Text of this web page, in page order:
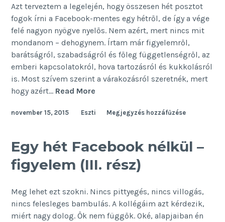
Azt terveztem a legelején, hogy összesen hét posztot
fogok írni a Facebook-mentes egy hétről, de így a vége
felé nagyon nyögve nyelős. Nem azért, mert nincs mit
mondanom – dehogynem. Írtam már figyelemről,
barátságról, szabadságról és főleg függetlenségről, az
emberi kapcsolatokról, hova tartozásról és kukkolásról
is. Most szívem szerint a várakozásról szeretnék, mert
hogy azért… Read More
Facebook
unalom
(VI.
november 15, 2015 Eszti Megjegyzés hozzáfűzése
Egy hét Facebook nélkül –
figyelem (III. rész)
Meg lehet ezt szokni. Nincs pittyegés, nincs villogás,
nincs felesleges bambulás. A kollégáim azt kérdezik,
miért nagy dolog. Ők nem függők. Oké, alapjaiban én